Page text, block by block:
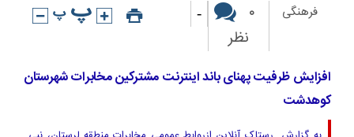
فرهنگی
۰
نظر
-
افزایش ظرفیت پهنای باند اینترنت مشترکین مخابرات شهرستان
کوهدشت